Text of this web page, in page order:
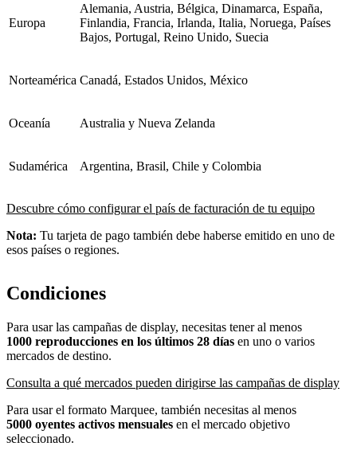
Europa
Alemania, Austria, Bélgica, Dinamarca, España,
Finlandia, Francia, Irlanda, Italia, Noruega, Países
Bajos, Portugal, Reino Unido, Suecia
Norteamérica Canadá, Estados Unidos, México
Oceanía Australia y Nueva Zelanda
Sudamérica Argentina, Brasil, Chile y Colombia
Descubre cómo configurar el país de facturación de tu equipo
Nota: Tu tarjeta de pago también debe haberse emitido en uno de
esos países o regiones.
Condiciones
Para usar las campañas de display, necesitas tener al menos
1000 reproducciones en los últimos 28 días en uno o varios
mercados de destino.
Consulta a qué mercados pueden dirigirse las campañas de display
Para usar el formato Marquee, también necesitas al menos
5000 oyentes activos mensuales en el mercado objetivo
seleccionado.